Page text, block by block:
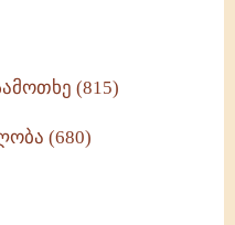
(815)
(680)